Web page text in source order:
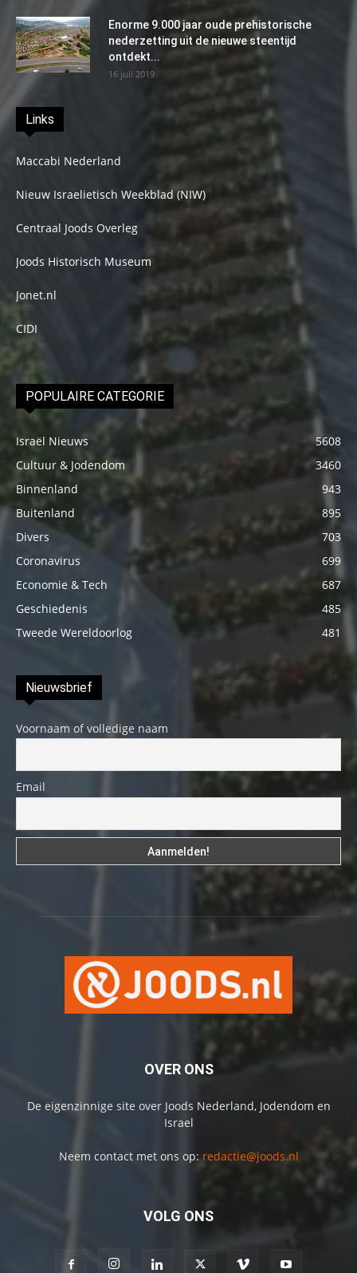
Enorme 9.000 jaar oude prehistorische
nederzetting uit de nieuwe steentijd
ontdekt...
16 juli 2019
Links
Maccabi Nederland
Nieuw Israelietisch Weekblad (NIW)
Centraal Joods Overleg
Joods Historisch Museum
Jonet.nl
CIDI
POPULAIRE CATEGORIE
Israël Nieuws
5608
Cultuur & Jodendom
3460
Binnenland
943
Buitenland
895
Divers
703
Coronavirus
699
Economie & Tech
687
Geschiedenis
485
Tweede Wereldoorlog
481
Nieuwsbrief
Voornaam of volledige naam
Email
OVER ONS
De eigenzinnige site over Joods Nederland, Jodendom en
Israel
Neem contact met ons op: redactie@joods.nl
VOLG ONS